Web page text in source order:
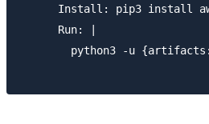
Install: pip3 install
      Run: |
python3 -u